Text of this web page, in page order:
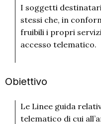
I soggetti
stessi che, in
fruibili i propri
accesso telematico.
Obiettivo
Le Linee guida
telematico di cui